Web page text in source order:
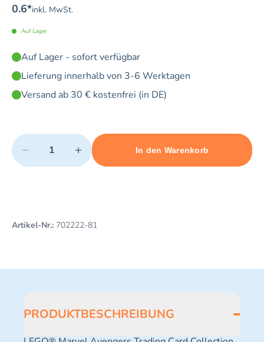
0.6*inkl. MwSt.
Auf Lager
Auf Lager - sofort verfügbar
Lieferung innerhalb von 3-6 Werktagen
Versand ab 30 € kostenfrei (in DE)
Quantity
− +
Minimum quantity: 1 Maximum quantity: 10
In den Warenkorb
Add 1 item to cart
Artikel-Nr.: 702222-81
PRODUKTBESCHREIBUNG